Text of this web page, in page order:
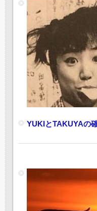
YUKIとTAKUYAの